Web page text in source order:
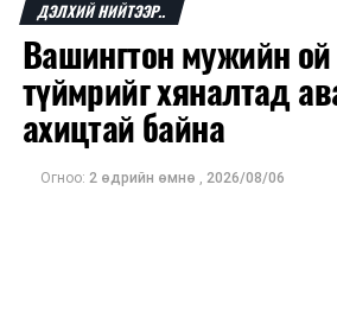
“Уралдронзавод” компани 2023
хотод байгуулагдсан бөгөөд
төхөөрөмж үйлдвэрлэдэг аж.
оны орлого 6.2 тэрбум рубль,
тэрбум рубльд хүрсэн гэж РБК
Одоогоор дэлбэрэлтийн
ДЭЛХИЙ НИЙТЭЭР..
Вашингтон мужийн
түймрийг хяналтад
ахицтай байна
Огноо: 2 өдрийн өмнө , 2026/08/06